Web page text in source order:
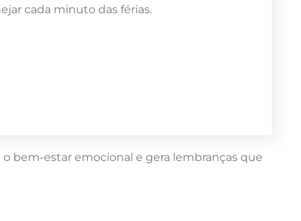
cada minuto das férias.
bem-estar emocional e gera lembranças que